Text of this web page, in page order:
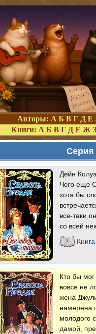
Авторы: А Б В Г Д Е
Книги: А Б В Г Д Е Ж З
Серия
Дейн
Чего еще
хотя бы
все-таки
со всей
Кто бы
вовсе не
жена
намерена
молодого
дамой,